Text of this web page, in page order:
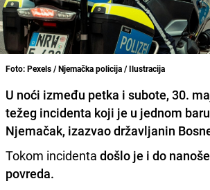
Foto: Pexels / Njemačka policija / Ilustracija
U noći između petka i subote, 30.
težeg incidenta koji je u jednom
Njemačak, izazvao državljanin
Tokom incidenta došlo je i do
povreda.